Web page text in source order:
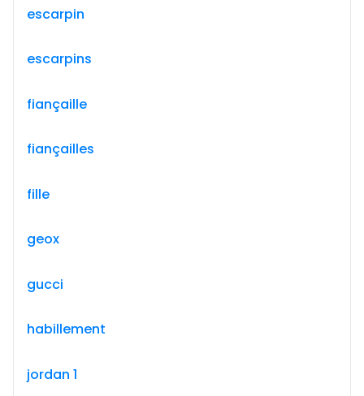
escarpin
escarpins
fiançaille
fiançailles
fille
geox
gucci
habillement
jordan 1